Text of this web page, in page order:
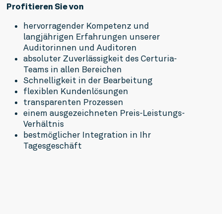
Profitieren Sie von
hervorragender Kompetenz und
langjährigen Erfahrungen unserer
Auditorinnen und Auditoren
absoluter Zuverlässigkeit des Certuria-
Teams in allen Bereichen
Schnelligkeit in der Bearbeitung
flexiblen Kundenlösungen
transparenten Prozessen
einem ausgezeichneten Preis-Leistungs-
Verhältnis
bestmöglicher Integration in Ihr
Tagesgeschäft